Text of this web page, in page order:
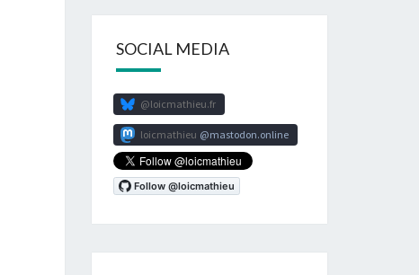
SOCIAL MEDIA
@loicmathieu.fr
loicmathieu mastodon.online